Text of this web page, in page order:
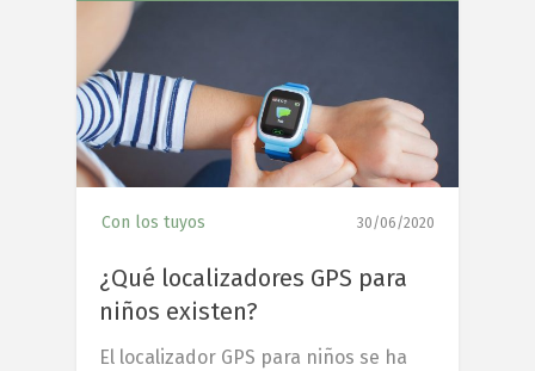
Con los tuyos 30/06/2020
¿Qué localizadores GPS para
niños existen?
El localizador GPS para niños se ha